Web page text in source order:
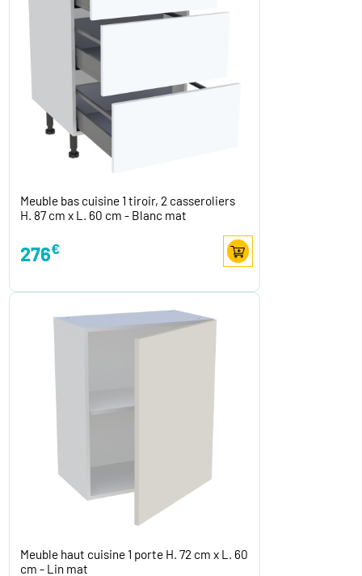
Meuble bas cuisine 1 tiroir, 2 casseroliers
H. 87 cm x L. 60 cm - Blanc mat
276€
Meuble haut cuisine 1 porte H. 72 cm x L. 60
cm - Lin mat